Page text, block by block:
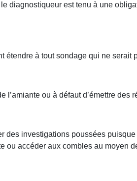
diagnostiqueur est tenu à une
étendre à tout sondage qui ne serait
l’amiante ou à défaut d’émettre
des investigations poussées
ou accéder aux combles au moyen